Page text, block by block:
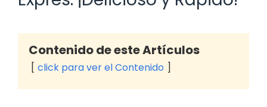
Contenido de este Artículos
click para ver el Contenido